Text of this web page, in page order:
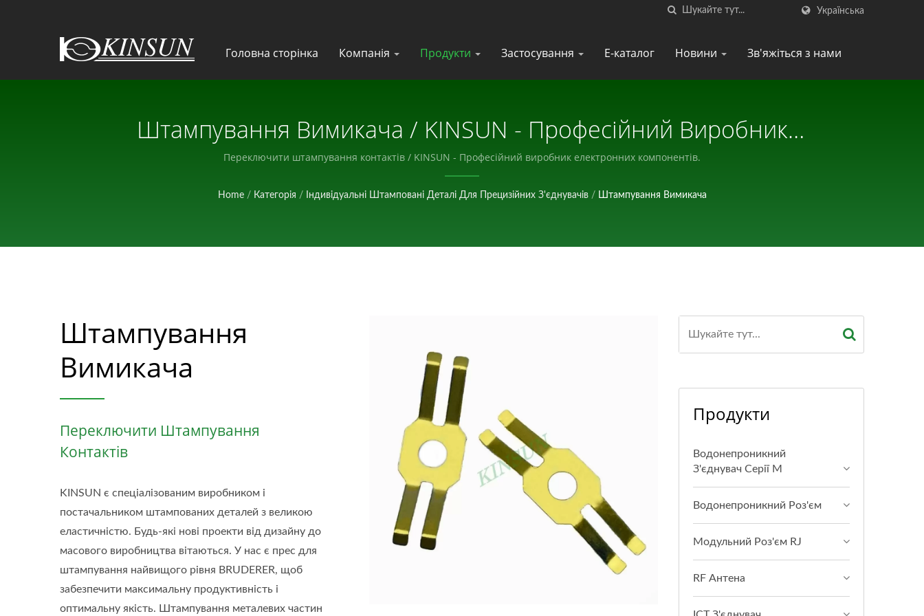
Українська
Головна сторінка Компанія Продукти Застосування Е-каталог Новини Зв'яжіться з нами
Штампування Вимикача / KINSUN - Професійний Виробник
Електронних Компонентів.
Переключити штампування контактів / KINSUN - Професійний виробник електронних компонентів.
Home / Категорія / Індивідуальні Штамповані Деталі Для Прецизійних З'єднувачів / Штампування Вимикача
Штампування
Вимикача
Переключити Штампування
Контактів
KINSUN є спеціалізованим виробником і
постачальником штампованих деталей з великою
еластичністю. Будь-які нові проекти від дизайну до
масового виробництва вітаються. У нас є прес для
штампування найвищого рівня BRUDERER, щоб
забезпечити максимальну продуктивність і
оптимальну якість. Штампування металевих частин
Продукти
Водонепроникний
З'єднувач Серії M
Водонепроникний Роз'єм
Модульний Роз'єм RJ
RF Антена